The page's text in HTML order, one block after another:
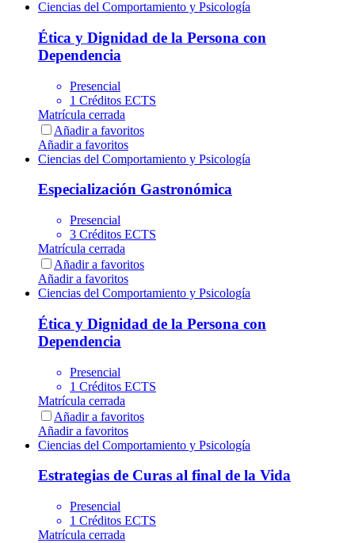
Ciencias del Comportamiento y Psicología
Ética y Dignidad de la Persona con
Dependencia
Presencial
1 Créditos ECTS
Matrícula cerrada
Añadir a favoritos
Añadir a favoritos
Ciencias del Comportamiento y Psicología
Especialización Gastronómica
Presencial
3 Créditos ECTS
Matrícula cerrada
Añadir a favoritos
Añadir a favoritos
Ciencias del Comportamiento y Psicología
Ética y Dignidad de la Persona con
Dependencia
Presencial
1 Créditos ECTS
Matrícula cerrada
Añadir a favoritos
Añadir a favoritos
Ciencias del Comportamiento y Psicología
Estrategias de Curas al final de la Vida
Presencial
1 Créditos ECTS
Matrícula cerrada